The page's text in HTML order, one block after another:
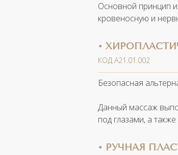
Основной принцип
кровеносную и
•
КОД А21.01.002
Безопасная
Данный массаж
под глазами, а
• РУЧНАЯ